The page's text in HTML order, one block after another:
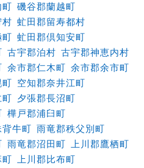
町 磯谷郡蘭越町
村 虻田郡留寿都村
町 虻田郡倶知安町
古宇郡泊村 古宇郡神恵内村
余市郡仁木町 余市郡余市町
町 空知郡奈井江町
町 夕張郡長沼町
樺戸郡浦臼町
牛町 雨竜郡秩父別町
雨竜郡沼田町
上川郡鷹栖町
町
上川郡比布町